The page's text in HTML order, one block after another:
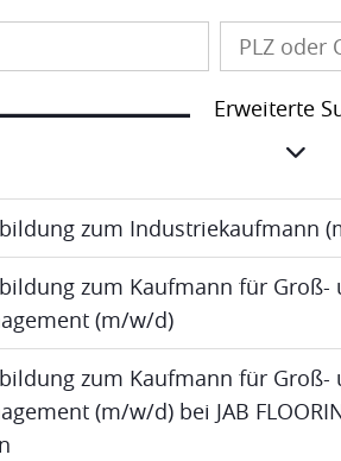
Erweiterte
zum Industriekaufmann
zum Kaufmann für Groß-
(m/w/d)
zum Kaufmann für Groß-
(m/w/d) bei JAB